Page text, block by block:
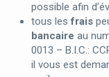
possible afin
tous lesfrais
bancaire au
0013 – B.I.C.:
il vous est